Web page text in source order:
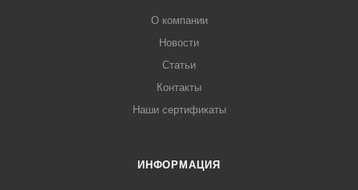
О компании
Новости
Статьи
Контакты
Наши сертификаты
ИНФОРМАЦИЯ